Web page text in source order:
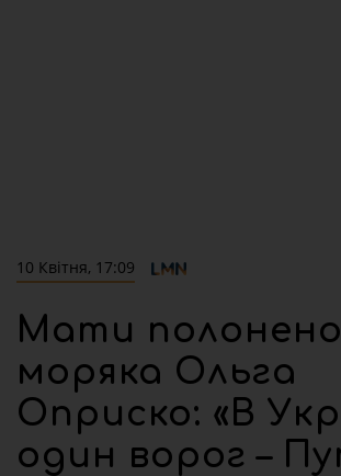
10 Квітня, 17:09
Мати
моряка Ольга
Оприско: «В
один ворог –